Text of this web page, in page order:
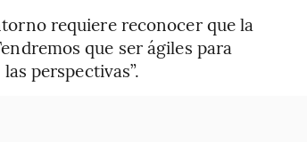
requiere reconocer que la
que ser ágiles para
perspectivas”.